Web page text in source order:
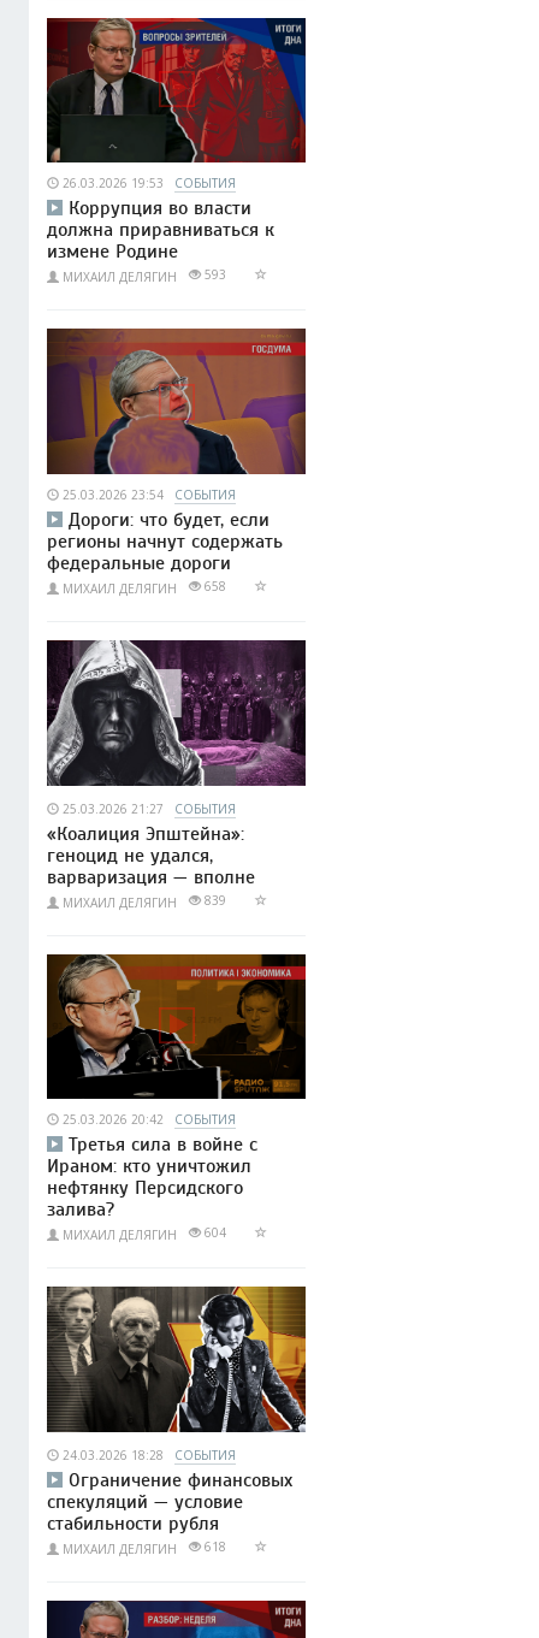
26.03.2026 19:53 СОБЫТИЯ
Коррупция во власти
должна приравниваться к
измене Родине
МИХАИЛ ДЕЛЯГИН 593
25.03.2026 23:54 СОБЫТИЯ
Дороги: что будет, если
регионы начнут содержать
федеральные дороги
МИХАИЛ ДЕЛЯГИН 658
25.03.2026 21:27 СОБЫТИЯ
«Коалиция Эпштейна»:
геноцид не удался,
варваризация — вполне
МИХАИЛ ДЕЛЯГИН 839
25.03.2026 20:42 СОБЫТИЯ
Третья сила в войне с
Ираном: кто уничтожил
нефтянку Персидского
залива?
МИХАИЛ ДЕЛЯГИН 604
24.03.2026 18:28 СОБЫТИЯ
Ограничение финансовых
спекуляций — условие
стабильности рубля
МИХАИЛ ДЕЛЯГИН 618